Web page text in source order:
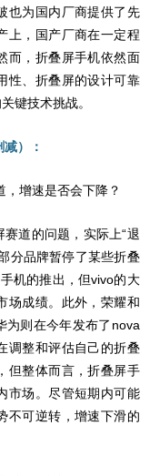
也为国内厂商提供了先
上，国产厂商在一定程
而，折叠屏手机依然面
性、折叠屏的设计可靠
键技术挑战。
）：
增速是否会下降？
道的问题，实际上“退
分品牌暂停了某些折叠
机的推出，但vivo的大
场成绩。此外，荣耀和
为则在今年发布了nova
调整和评估自己的折叠
但整体而言，折叠屏手
市场。尽管短期内可能
不可逆转，增速下滑的